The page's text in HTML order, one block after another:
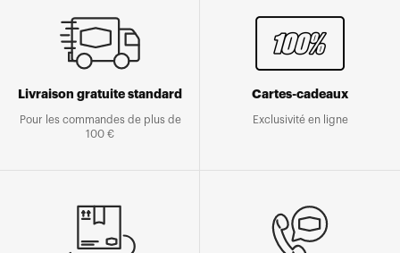
Livraison gratuite standard
Pour les commandes de plus de
100 €
Cartes-cadeaux
Exclusivité en ligne